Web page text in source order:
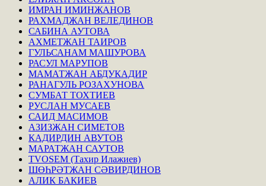
ИМРАН ИМИНЖАНОВ
РАХМАДЖАН ВЕЛЕДИНОВ
САБИНА АУТОВА
АХМЕТЖАН ТАИРОВ
ГУЛЬСАНАМ МАШУРОВА
РАСУЛ МАРУПОВ
МАМАТЖАН АБДУКАДИР
РАНАГУЛЬ РОЗАХУНОВА
СУМБАТ ТОХТИЕВ
РУСЛАН МУСАЕВ
САИД МАСИМОВ
АЗИЗЖАН СИМЕТОВ
КАДИРДИН АВУТОВ
МАРАТЖАН САУТОВ
TVOSEM (Тахир Илажиев)
ШӨҺРӘТЖАН СӘВИРДИНОВ
АЛИК БАКИЕВ